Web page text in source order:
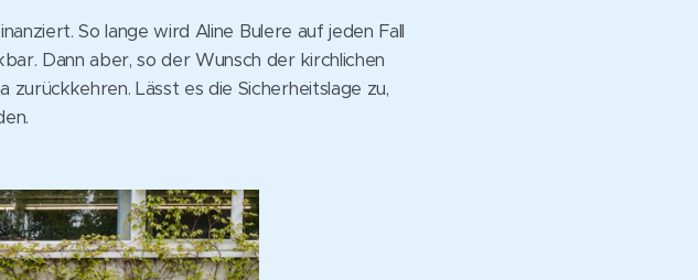
So lange wird Aline Bulere auf jeden Fall
Dann aber, so der Wunsch der kirchlichen
zurückkehren. Lässt es die Sicherheitslage zu,